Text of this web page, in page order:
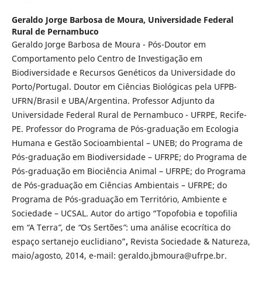
Geraldo Jorge Barbosa de Moura, Universidade Federal
Rural de Pernambuco
Geraldo Jorge Barbosa de Moura - Pós-Doutor em
Comportamento pelo Centro de Investigação em
Biodiversidade e Recursos Genéticos da Universidade do
Porto/Portugal. Doutor em Ciências Biológicas pela UFPB-
UFRN/Brasil e UBA/Argentina. Professor Adjunto da
Universidade Federal Rural de Pernambuco - UFRPE, Recife-
PE. Professor do Programa de Pós-graduação em Ecologia
Humana e Gestão Socioambiental – UNEB; do Programa de
Pós-graduação em Biodiversidade – UFRPE; do Programa de
Pós-graduação em Biociência Animal – UFRPE; do Programa
de Pós-graduação em Ciências Ambientais – UFRPE; do
Programa de Pós-graduação em Território, Ambiente e
Sociedade – UCSAL. Autor do artigo “Topofobia e topofilia
em “A Terra”, de “Os Sertões”: uma análise ecocrítica do
espaço sertanejo euclidiano”, Revista Sociedade & Natureza,
maio/agosto, 2014, e-mail: geraldo.jbmoura@ufrpe.br.